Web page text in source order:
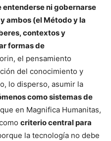
entenderse ni gobernarse
ambos (el Método y la
contextos y
formas de
el pensamiento
del conocimiento y
lo disperso, asumir la
como sistemas de
en Magnifica Humanitas,
criterio central para
la tecnología no debe